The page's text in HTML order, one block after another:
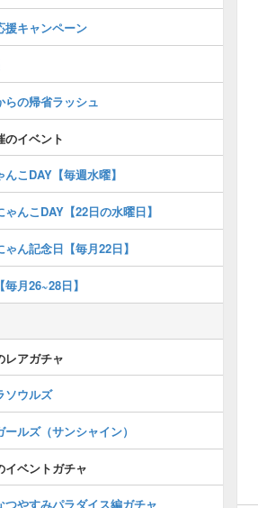
援キャンペーン
らの帰省ラッシュ
のイベント
こDAY【毎週水曜】
ゃんこDAY【22日の水曜日】
ゃん記念日【毎月22日】
月26~28日】
レアガチャ
ソウルズ
ルズ（サンシャイン）
イベントガチャ
つやすみパラダイス編ガチャ